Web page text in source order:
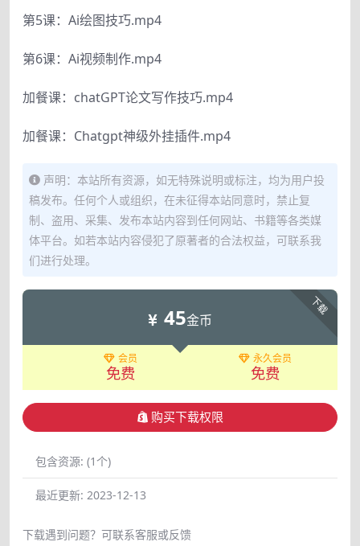
第5课：Ai绘图技巧.mp4
第6课：Ai视频制作.mp4
加餐课：chatGPT论文写作技巧.mp4
加餐课：Chatgpt神级外挂插件.mp4
声明：本站所有资源，如无特殊说明或标注，均为用户投
稿发布。任何个人或组织，在未征得本站同意时，禁止复
制、盗用、采集、发布本站内容到任何网站、书籍等各类媒
体平台。如若本站内容侵犯了原著者的合法权益，可联系我
们进行处理。
下载
45金币
会员
免费
永久会员
免费
购买下载权限
包含资源: (1个)
最近更新: 2023-12-13
下载遇到问题？可联系客服或反馈